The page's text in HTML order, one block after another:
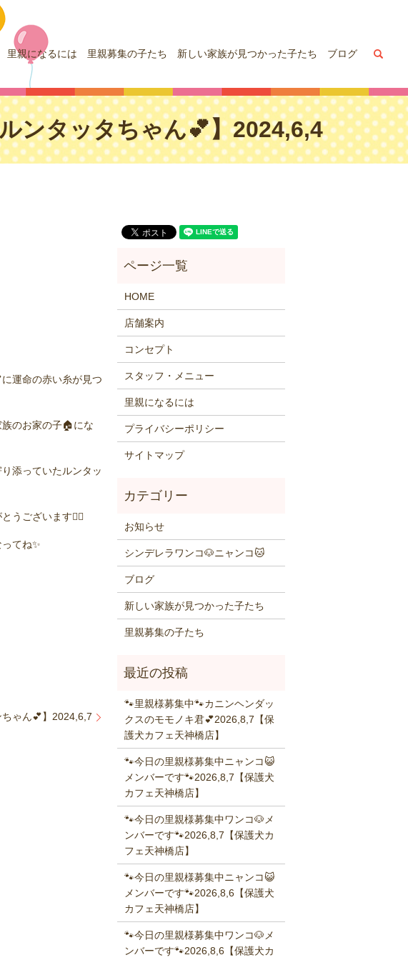
里親になるには 里親募集の子たち 新しい家族が見つかった子たち ブログ
ンタッタちゃん💕】2024,6,4
運命の赤い糸が見つ
のお家の子🏠にな
添っていたルンタッ
うございます🙇‍♂️
てね✨
ゃん💕】2024,6,7
HOME
店舗案内
コンセプト
スタッフ・メニュー
里親になるには
プライバシーポリシー
サイトマップ
お知らせ
シンデレラワンコ🐶ニャンコ🐱
ブログ
新しい家族が見つかった子たち
里親募集の子たち
🐾里親様募集中🐾カニンヘンダッ
クスのモモノキ君💕2026,8,7【保
護犬カフェ天神橋店】
🐾今日の里親様募集中ニャンコ😺
メンバーです🐾2026,8,7【保護犬
カフェ天神橋店】
🐾今日の里親様募集中ワンコ🐶メ
ンバーです🐾2026,8,7【保護犬カ
フェ天神橋店】
🐾今日の里親様募集中ニャンコ😺
メンバーです🐾2026,8,6【保護犬
カフェ天神橋店】
🐾今日の里親様募集中ワンコ🐶メ
ンバーです🐾2026,8,6【保護犬カ